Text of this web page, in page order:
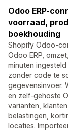
Odoo ERP-
voorraad,
boekhouding
Shopify Odoo-
Odoo ERP,
minuten
zonder code te
gegevensinvoer.
en zelf-gehoste
varianten,
belastingen,
locaties.